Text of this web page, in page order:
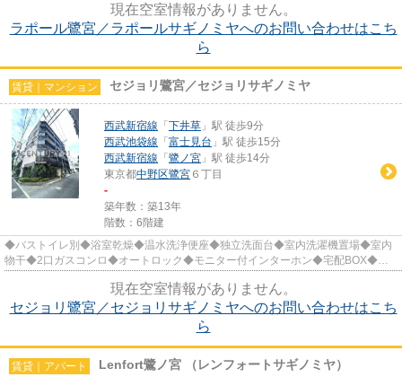
現在空室情報がありません。
ラポール鷺宮／ラポールサギノミヤへのお問い合わせはこち
ら
賃貸｜マンション セジョリ鷺宮／セジョリサギノミヤ
西武新宿線 「 下井草 」駅 徒歩9分
西武池袋線 「 富士見台 」駅 徒歩15分
西武新宿線 「 鷺ノ宮 」駅 徒歩14分
東京都中野区鷺宮 ６丁目
-
築年数：築13年
階数：6階建
◆バストイレ別◆浴室乾燥◆温水洗浄便座◆独立洗面台◆室内洗濯機置場◆室内
物干◆2口ガスコンロ◆オートロック◆モニター付インターホン◆宅配BOX◆エ
現在空室情報がありません。
セジョリ鷺宮／セジョリサギノミヤへのお問い合わせはこち
ら
賃貸｜アパート Lenfort鷺ノ宮 （レンフォートサギノミヤ）